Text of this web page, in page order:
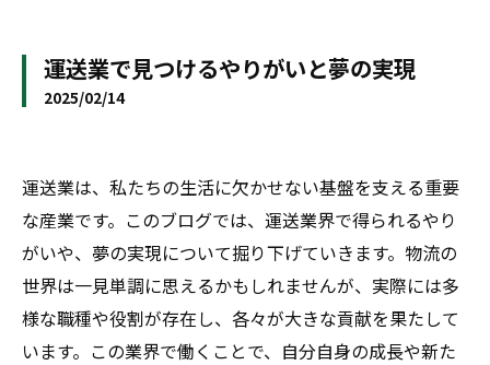
運送業で見つけるやりがいと夢の実現
2025/02/14
運送業は、私たちの生活に欠かせない基盤を支える重要
な産業です。このブログでは、運送業界で得られるやり
がいや、夢の実現について掘り下げていきます。物流の
世界は一見単調に思えるかもしれませんが、実際には多
様な職種や役割が存在し、各々が大きな貢献を果たして
います。この業界で働くことで、自分自身の成長や新た